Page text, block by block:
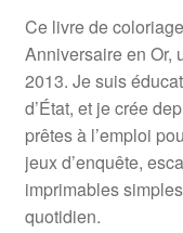
Ce livre de
Anniversaire en Or,
2013. Je suis
d’État, et je crée
prêtes à l’emploi
jeux d’enquête,
imprimables
quotidien.